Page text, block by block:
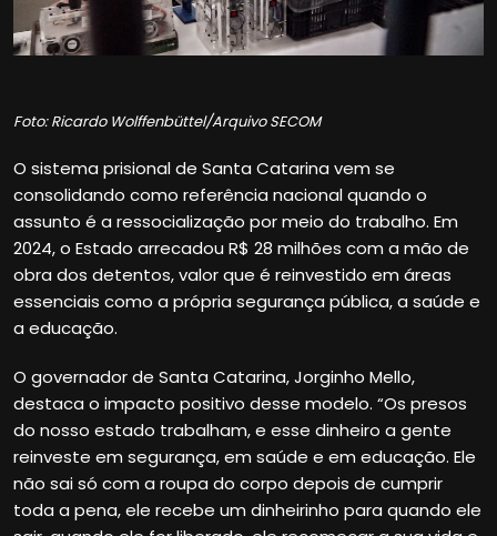
Foto: Ricardo Wolffenbüttel/Arquivo SECOM
O sistema prisional de Santa Catarina vem se
consolidando como referência nacional quando o
assunto é a ressocialização por meio do trabalho. Em
2024, o Estado arrecadou R$ 28 milhões com a mão de
obra dos detentos, valor que é reinvestido em áreas
essenciais como a própria segurança pública, a saúde e
a educação.
O governador de Santa Catarina, Jorginho Mello,
destaca o impacto positivo desse modelo. “Os presos
do nosso estado trabalham, e esse dinheiro a gente
reinveste em segurança, em saúde e em educação. Ele
não sai só com a roupa do corpo depois de cumprir
toda a pena, ele recebe um dinheirinho para quando ele